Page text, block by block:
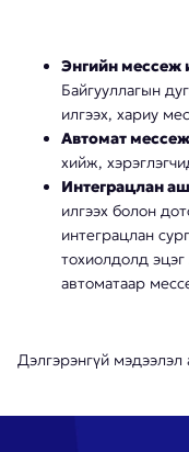
Энгийн мессеж
Байгууллагын
илгээх, хариу
Автомат
хийж,
Интеграцлан
илгээх болон
интеграцлан
тохиолдолд эцэг
автоматаар
Дэлгэрэнгүй мэдээлэл